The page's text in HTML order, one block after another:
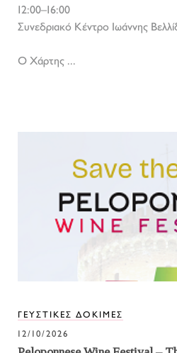
12:00–16:00
Συνεδριακό Κέντρο Ιωάννης
Ο Χάρτης ...
ΓΕΥΣΤΙΚΕΣ ΔΟΚΙΜΕΣ
12/10/2026